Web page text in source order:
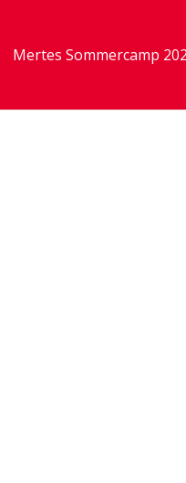
Mertes Sommercamp